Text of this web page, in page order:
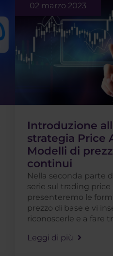
02 marzo 2023
Introduzione
strategia Price
Modelli di
continui
Nella seconda parte
serie sul trading price
presenteremo le
prezzo di base e vi
riconoscerle e a fare
Leggi di più